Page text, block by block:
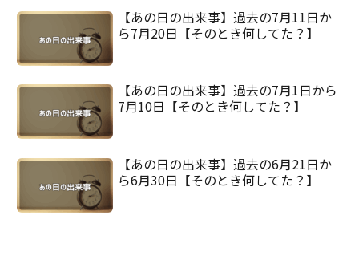
【あの日の出来事】過去の7月11日か
ら7月20日【そのとき何してた？】
【あの日の出来事】過去の7月1日から
7月10日【そのとき何してた？】
【あの日の出来事】過去の6月21日か
ら6月30日【そのとき何してた？】